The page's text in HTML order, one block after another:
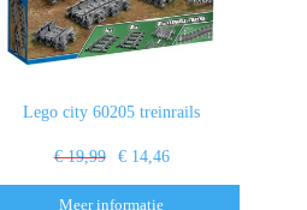
Lego city 60205 treinrails
€ 19,99 € 14,46
Meer informatie